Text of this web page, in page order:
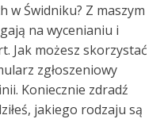
w Świdniku? Z maszym
na wycenianiu i
Jak możesz skorzystać
zgłoszeniowy
Koniecznie zdradź
jakiego rodzaju są